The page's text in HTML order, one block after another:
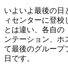
いよいよ最後の日
ィセンターに登
とは違い、各自の
ンテーション、ホ
て最後のグループ
日です。